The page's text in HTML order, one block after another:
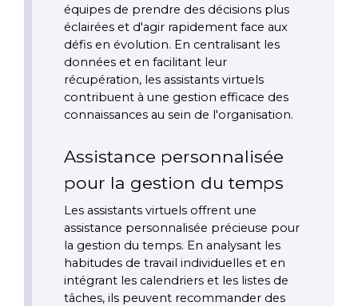
équipes de prendre des décisions plus
éclairées et d'agir rapidement face aux
défis en évolution. En centralisant les
données et en facilitant leur
récupération, les assistants virtuels
contribuent à une gestion efficace des
connaissances au sein de l'organisation.
Assistance personnalisée
pour la gestion du temps
Les assistants virtuels offrent une
assistance personnalisée précieuse pour
la gestion du temps. En analysant les
habitudes de travail individuelles et en
intégrant les calendriers et les listes de
tâches, ils peuvent recommander des